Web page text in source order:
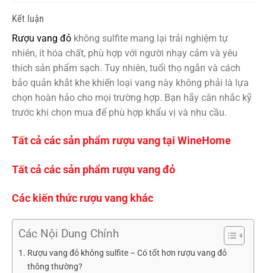
Kết luận
Rượu vang đỏ không sulfite mang lại trải nghiệm tự
nhiên, ít hóa chất, phù hợp với người nhạy cảm và yêu
thích sản phẩm sạch. Tuy nhiên, tuổi thọ ngắn và cách
bảo quản khắt khe khiến loại vang này không phải là lựa
chọn hoàn hảo cho mọi trường hợp. Bạn hãy cân nhắc kỹ
trước khi chọn mua để phù hợp khẩu vị và nhu cầu.
Tất cả các sản phẩm rượu vang tại WineHome
Tất cả các sản phẩm rượu vang đỏ
Các kiến thức rượu vang khác
Các Nội Dung Chính
Rượu vang đỏ không sulfite – Có tốt hơn rượu vang đỏ
thông thường?